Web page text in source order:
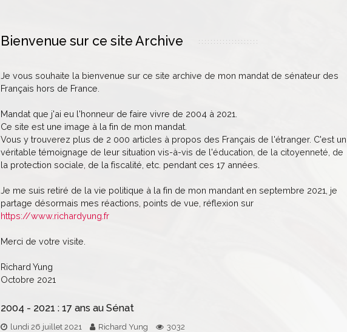
Bienvenue sur ce site Archive
Je vous souhaite la bienvenue sur ce site archive de mon mandat de sénateur des
Français hors de France.
Mandat que j'ai eu l'honneur de faire vivre de 2004 à 2021.
Ce site est une image à la fin de mon mandat.
Vous y trouverez plus de 2 000 articles à propos des Français de l'étranger. C'est un
véritable témoignage de leur situation vis-à-vis de l'éducation, de la citoyenneté, de
la protection sociale, de la fiscalité, etc. pendant ces 17 années.
Je me suis retiré de la vie politique à la fin de mon mandant en septembre 2021, je
partage désormais mes réactions, points de vue, réflexion sur
https://www.richardyung.fr
Merci de votre visite.
Richard Yung
Octobre 2021
2004 - 2021 : 17 ans au Sénat
lundi 26 juillet 2021 Richard Yung 3032